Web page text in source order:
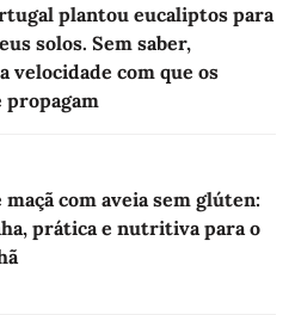
plantou eucaliptos para
solos. Sem saber,
velocidade com que os
propagam
maçã com aveia sem glúten:
prática e nutritiva para o